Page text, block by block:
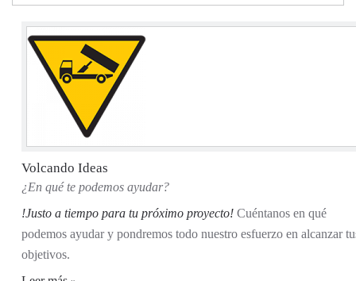
Volcando Ideas
¿En qué te podemos ayudar?
!Justo a tiempo para tu próximo proyecto! Cuéntanos en qué
podemos ayudar y pondremos todo nuestro esfuerzo en alcanzar
objetivos.